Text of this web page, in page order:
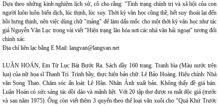
Dựa theo những kinh nghiệm lịch sử, cô cho rằng: "Tình trạng chính trị và xã hội của con
người luôn luôn biến dịch, lúc thịnh, lúc suy. Thời kỳ văn học cũng thề, hết suy thoái lại đến
hồi hưng thịnh, nên việc dùng chữ "mảng" để làm dấu mốc cho một thời kỳ văn học như tác
giả Nguyễn Văn Lục trong vài viết "Hiện trạng lão hóa nơi các nhà văn hải ngoại" tương đối
chính xác.
Địa chỉ liên lạc bằng E Mail: langvan@langvan.net
LUÂN HOÁN, Em Từ Lục Bát Bước Ra. Sách dầy 160 trang. Tranh bìa (Màu nước trên
lụa) của nữ họa sĩ Thanh Trí. Trình bầy, thực hiện bản chữ: Lê Bảo Hoàng. Hiệu chính: Nhà
văn Song Thao. Chăm sóc ấn loát: Lê Hân. Nhân Ảnh xuất bản. Không thấy đề giá bán.
Luân Hoán có sức sáng tác dồi dào và mãnh liệt. Với 20 tập thơ được ra mắt độc giả (trước
và sau năm 1975). Ông còn viết thêm 3 quyển theo thể loại văn xuôi cho "Quá Khứ Trước